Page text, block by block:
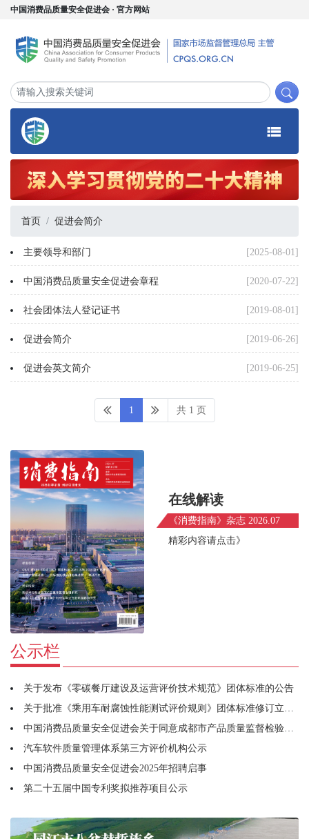
中国消费品质量安全促进会 · 官方网站
首页 促进会简介
[2025-08-01]
主要领导和部门
[2020-07-22]
中国消费品质量安全促进会章程
[2019-08-01]
社会团体法人登记证书
[2019-06-26]
促进会简介
[2019-06-25]
促进会英文简介
1 共 1 页
在线解读
《消费指南》杂志 2026.07
精彩内容请点击》
公示栏
关于发布《零碳餐厅建设及运营评价技术规范》团体标准的公告
关于批准《乘用车耐腐蚀性能测试评价规则》团体标准修订立项的通知
中国消费品质量安全促进会关于同意成都市产品质量监督检验研究院牵头筹建宠物用品工作委员会的函
汽车软件质量管理体系第三方评价机构公示
中国消费品质量安全促进会2025年招聘启事
第二十五届中国专利奖拟推荐项目公示